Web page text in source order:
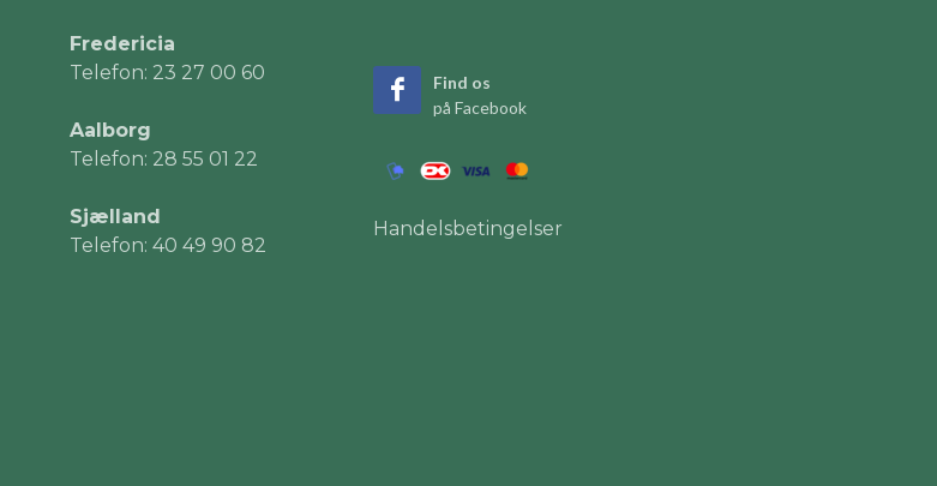
Fredericia
Telefon: 23 27 00 60
Aalborg
Telefon: 28 55 01 22
Sjælland
Telefon: 40 49 90 82
Find os
på Facebook
Handelsbetingelser